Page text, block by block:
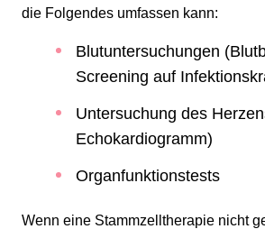
die Folgendes umfassen kann:
Blutuntersuchungen
Screening auf
Untersuchung des
Echokardiogramm)
Organfunktionstests
Wenn eine Stammzelltherapie nicht